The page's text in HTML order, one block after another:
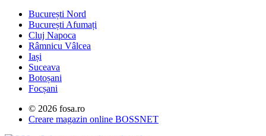
București Nord
București Afumați
Cluj Napoca
Râmnicu Vâlcea
Iași
Suceava
Botoșani
Focșani
© 2026 fosa.ro
Creare magazin online BOSSNET